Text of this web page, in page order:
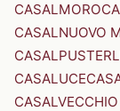
CASALMORO
CASALNUOVO
CASALUCE